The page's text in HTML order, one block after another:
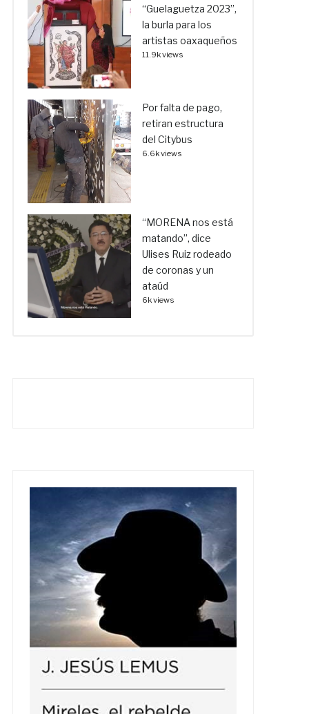
“Guelaguetza 2023”,
la burla para los
artistas oaxaqueños
11.9k views
Por falta de pago,
retiran estructura
del Citybus
6.6k views
“MORENA nos está
matando”, dice
Ulises Ruiz rodeado
de coronas y un
ataúd
6k views